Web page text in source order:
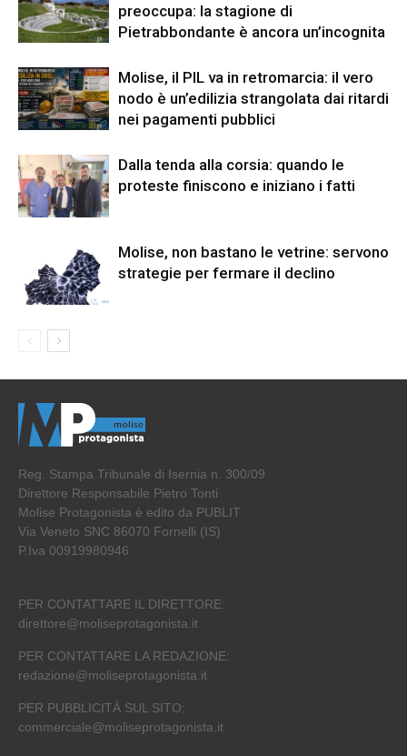
preoccupa: la stagione di
Pietrabbondante è ancora un’incognita
Molise, il PIL va in retromarcia: il vero
nodo è un’edilizia strangolata dai ritardi
nei pagamenti pubblici
Dalla tenda alla corsia: quando le
proteste finiscono e iniziano i fatti
Molise, non bastano le vetrine: servono
strategie per fermare il declino
Reg. Stampa Tribunale di Isernia n. 300/09
Direttore Responsabile Pietro Tonti
Molise Protagonista è edito da PUBLIT
Via Veneto SNC 86070 Fornelli (IS)
P.Iva 00919980946
PER CONTATTARE IL DIRETTORE:
direttore@moliseprotagonista.it
PER CONTATTARE LA REDAZIONE:
redazione@moliseprotagonista.it
PER PUBBLICITÀ SUL SITO:
commerciale@moliseprotagonista.it